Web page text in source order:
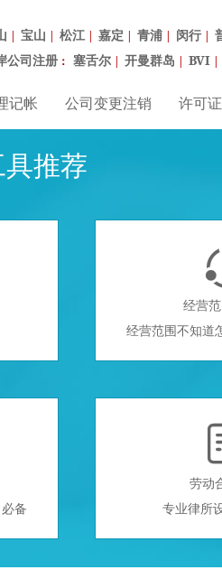
| 宝山 | 松江 | 嘉定 | 青浦 | 闵行 |
公司注册 ： 塞舌尔 | 开曼群岛 | BVI |
记帐 公司变更注销 许可
推荐
经营
经营范围不知道
备
劳动
专业律所